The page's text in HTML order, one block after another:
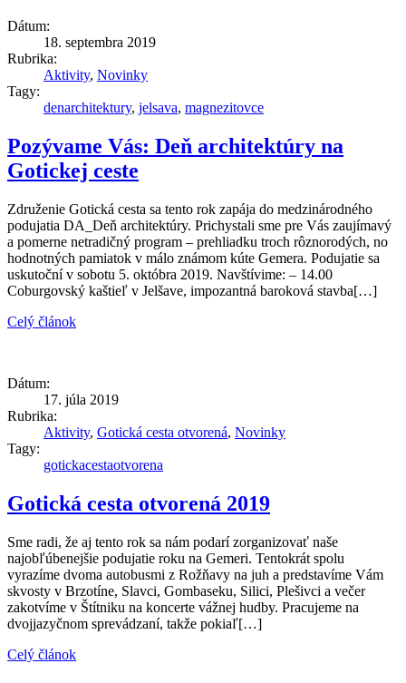
Dátum:
18. septembra 2019
Rubrika:
Aktivity, Novinky
Tagy:
denarchitektury, jelsava, magnezitovce
Pozývame Vás: Deň architektúry na
Gotickej ceste
Združenie Gotická cesta sa tento rok zapája do medzinárodného
podujatia DA_Deň architektúry. Prichystali sme pre Vás zaujímavý
a pomerne netradičný program – prehliadku troch rôznorodých, no
hodnotných pamiatok v málo známom kúte Gemera. Podujatie sa
uskutoční v sobotu 5. októbra 2019. Navštívime: – 14.00
Coburgovský kaštieľ v Jelšave, impozantná baroková stavba[…]
Celý článok
Dátum:
17. júla 2019
Rubrika:
Aktivity, Gotická cesta otvorená, Novinky
Tagy:
gotickacestaotvorena
Gotická cesta otvorená 2019
Sme radi, že aj tento rok sa nám podarí zorganizovať naše
najobľúbenejšie podujatie roku na Gemeri. Tentokrát spolu
vyrazíme dvoma autobusmi z Rožňavy na juh a predstavíme Vám
skvosty v Brzotíne, Slavci, Gombaseku, Silici, Plešivci a večer
zakotvíme v Štítniku na koncerte vážnej hudby. Pracujeme na
dvojjazyčnom sprevádzaní, takže pokiaľ[…]
Celý článok